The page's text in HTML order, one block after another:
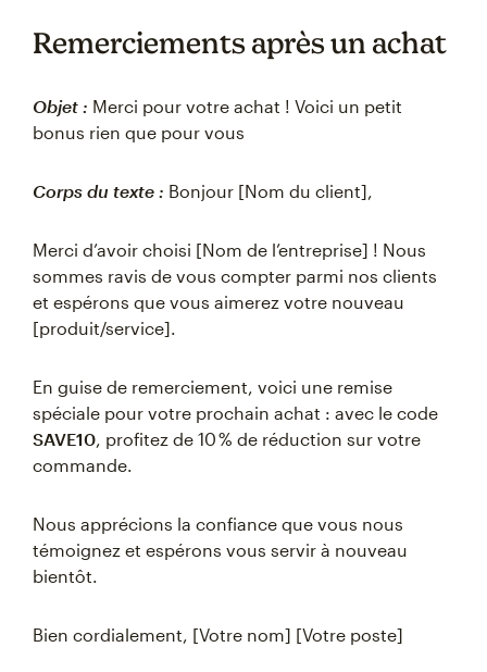
Remerciements après un achat
Objet : Merci pour votre achat ! Voici un petit
bonus rien que pour vous
Corps du texte : Bonjour [Nom du client],
Merci d’avoir choisi [Nom de l’entreprise] ! Nous
sommes ravis de vous compter parmi nos clients
et espérons que vous aimerez votre nouveau
[produit/service].
En guise de remerciement, voici une remise
spéciale pour votre prochain achat : avec le code
SAVE10, profitez de 10 % de réduction sur votre
commande.
Nous apprécions la confiance que vous nous
témoignez et espérons vous servir à nouveau
bientôt.
Bien cordialement, [Votre nom] [Votre poste]